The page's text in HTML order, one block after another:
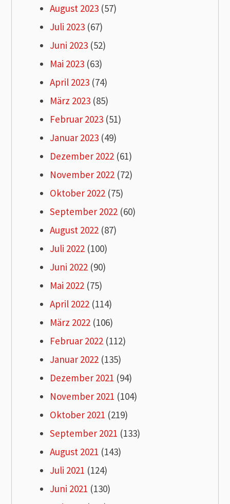
August 2023 (57)
Juli 2023 (67)
Juni 2023 (52)
Mai 2023 (63)
April 2023 (74)
März 2023 (85)
Februar 2023 (51)
Januar 2023 (49)
Dezember 2022 (61)
November 2022 (72)
Oktober 2022 (75)
September 2022 (60)
August 2022 (87)
Juli 2022 (100)
Juni 2022 (90)
Mai 2022 (75)
April 2022 (114)
März 2022 (106)
Februar 2022 (112)
Januar 2022 (135)
Dezember 2021 (94)
November 2021 (104)
Oktober 2021 (219)
September 2021 (133)
August 2021 (143)
Juli 2021 (124)
Juni 2021 (130)